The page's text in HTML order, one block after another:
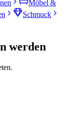
Möbel &
Schmuck
werden